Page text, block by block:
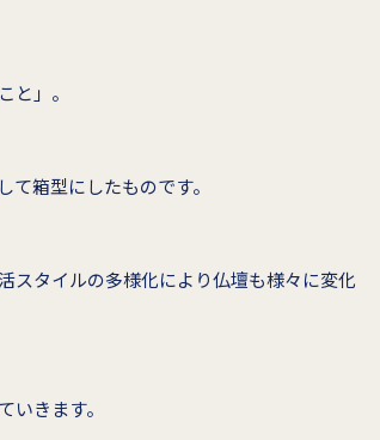
と」。
箱型にしたものです。
スタイルの多様化により仏壇も様々に変化
きます。